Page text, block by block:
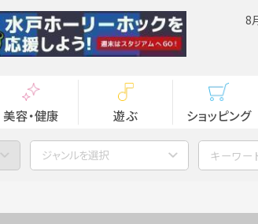
8
美容・健康 遊ぶ ショッピング
ジャンルを選択